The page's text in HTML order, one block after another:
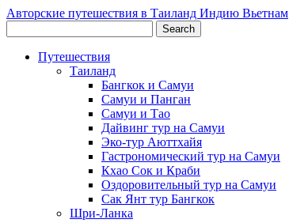
Авторские путешествия в Таиланд Индию Вьетнам
Путешествия
Таиланд
Бангкок и Самуи
Самуи и Панган
Самуи и Тао
Дайвинг тур на Самуи
Эко-тур Аюттхайя
Гастрономический тур на Самуи
Кхао Сок и Краби
Оздоровительный тур на Самуи
Сак Янт тур Бангкок
Шри-Ланка